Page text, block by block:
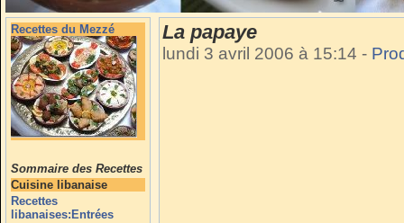
Recettes du Mezzé
Sommaire des Recettes
Cuisine libanaise
Recettes
libanaises:Entrées
La papaye
lundi 3 avril 2006 à 15:14 -